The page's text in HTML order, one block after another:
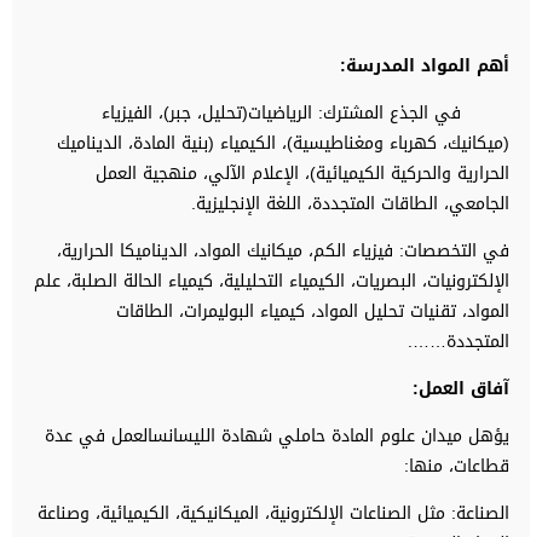
أهم المواد المدرسة:
في الجذع المشترك: الرياضيات(تحليل، جبر)، الفيزياء
(ميكانيك، كهرباء ومغناطيسية)، الكيمياء (بنية المادة، الديناميك
الحرارية والحركية الكيميائية)، الإعلام الآلي، منهجية العمل
الجامعي، الطاقات المتجددة، اللغة الإنجليزية.
في التخصصات: فيزياء الكم، ميكانيك المواد، الديناميكا الحرارية،
الإلكترونيات، البصريات، الكيمياء التحليلية، كيمياء الحالة الصلبة، علم
المواد، تقنيات تحليل المواد، كيمياء البوليمرات، الطاقات
المتجددة…….
آفاق العمل:
يؤهل ميدان علوم المادة حاملي شهادة الليسانسالعمل في عدة
قطاعات، منها:
الصناعة: مثل الصناعات الإلكترونية، الميكانيكية، الكيميائية، وصناعة